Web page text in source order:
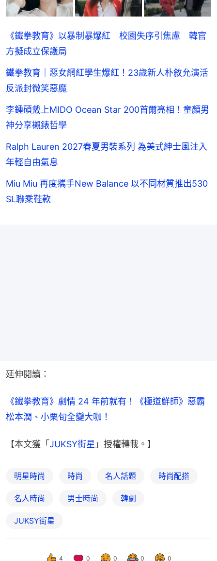
《鐵拳教育》以暴制暴爆紅 校園失序引焦慮 韓官
方擬成立保護局
鐵拳教育｜惡女網紅學生爆紅！23歲新人朴敘允演活
反派封微笑惡魔
李鍾碩戴上MIDO Ocean Star 200首爾亮相！童顏男
神分享襯錶哲學
Ralph Lauren 2027春夏男裝系列 為美式紳士風注入
年輕自由氣息
Miu Miu 再度攜手New Balance 以不同材質推出530
SL聯乘鞋款
延伸閱讀：
《鐵拳教育》劇情 24 年前就有！《極道鮮師》惡霸
松本潤、小栗旬全變大咖！
【本文獲「 JUKSY街星 」授權轉載。】
明星時尚 時尚 名人話題 時尚配搭
名人時尚 男士時尚 韓劇
JUKSY街星
4 0 0 0 0